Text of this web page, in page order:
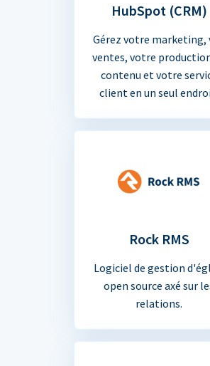
HubSpot (CRM)
Gérez votre marketing,
ventes, votre
contenu et votre
client en un seul
Rock RMS
Logiciel de gestion
open source axé sur
relations.